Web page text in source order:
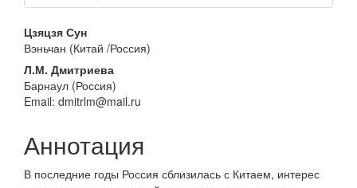
Основное
содержание
статьи
Цзяцзя Сун
Вэньчан (Китай /Россия)
Л.М. Дмитриева
Барнаул (Россия)
Email: dmitrlm@mail.ru
Аннотация
В последние годы Россия сблизилась с Китаем, интерес